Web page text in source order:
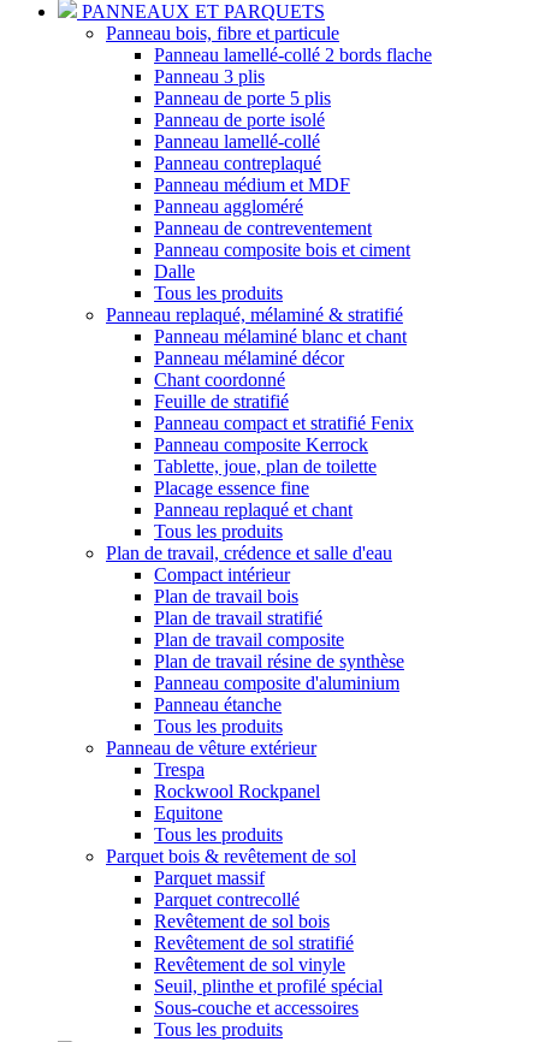
PANNEAUX ET PARQUETS
Panneau bois, fibre et particule
Panneau lamellé-collé 2 bords flache
Panneau 3 plis
Panneau de porte 5 plis
Panneau de porte isolé
Panneau lamellé-collé
Panneau contreplaqué
Panneau médium et MDF
Panneau aggloméré
Panneau de contreventement
Panneau composite bois et ciment
Dalle
Tous les produits
Panneau replaqué, mélaminé & stratifié
Panneau mélaminé blanc et chant
Panneau mélaminé décor
Chant coordonné
Feuille de stratifié
Panneau compact et stratifié Fenix
Panneau composite Kerrock
Tablette, joue, plan de toilette
Placage essence fine
Panneau replaqué et chant
Tous les produits
Plan de travail, crédence et salle d'eau
Compact intérieur
Plan de travail bois
Plan de travail stratifié
Plan de travail composite
Plan de travail résine de synthèse
Panneau composite d'aluminium
Panneau étanche
Tous les produits
Panneau de vêture extérieur
Trespa
Rockwool Rockpanel
Equitone
Tous les produits
Parquet bois & revêtement de sol
Parquet massif
Parquet contrecollé
Revêtement de sol bois
Revêtement de sol stratifié
Revêtement de sol vinyle
Seuil, plinthe et profilé spécial
Sous-couche et accessoires
Tous les produits